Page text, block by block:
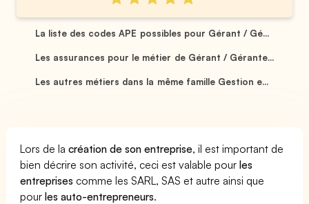
La liste des codes APE possibles pour Gérant / Gé...
Les assurances pour le métier de Gérant / Gérante...
Les autres métiers dans la même famille Gestion e...
Lors de lacréation de son entreprise, il est important de
bien décrire son activité, ceci est valable pourles
entreprises comme les SARL, SAS et autre ainsi que
pourles auto-entrepreneurs.